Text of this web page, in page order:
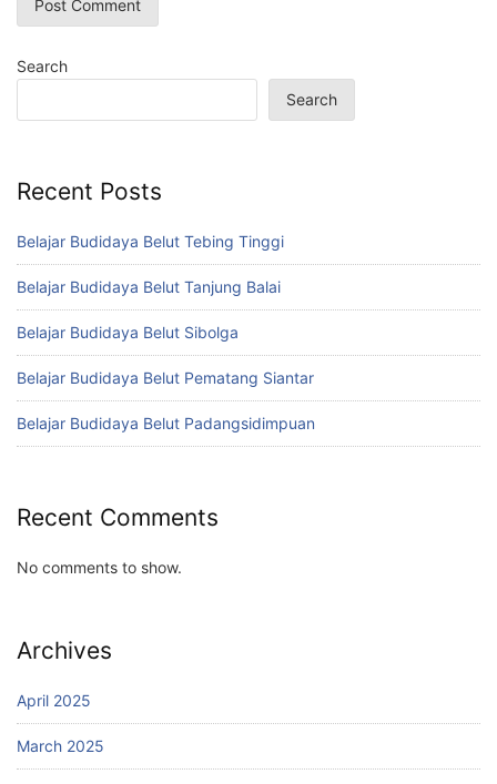
Search
Search
Recent Posts
Belajar Budidaya Belut Tebing Tinggi
Belajar Budidaya Belut Tanjung Balai
Belajar Budidaya Belut Sibolga
Belajar Budidaya Belut Pematang Siantar
Belajar Budidaya Belut Padangsidimpuan
Recent Comments
No comments to show.
Archives
April 2025
March 2025